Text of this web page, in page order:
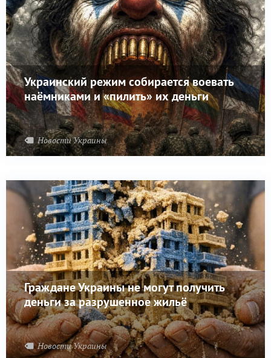
Украинский режим собирается воевать
наёмниками и «пилить» их деньги
Новости Украины
Граждане Украины не могут получить
деньги за разрушенное жильё
Новости Украины